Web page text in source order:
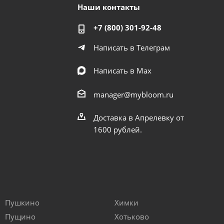
Наши контакты
+7 (800) 301-92-48
Написать в Телеграм
Написать в Мах
manager@mybloom.ru
Доставка в Апрелевку от
1600 рублей.
Пушкино
Пущино
Химки
Хотьково